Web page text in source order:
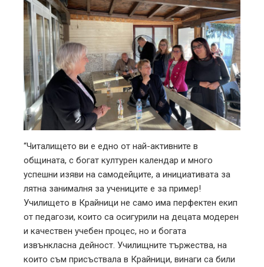
“Читалището ви е едно от най-активните в
общината, с богат културен календар и много
успешни изяви на самодейците, а инициативата за
лятна занималня за учениците е за пример!
Училището в Крайници не само има перфектен екип
от педагози, които са осигурили на децата модерен
и качествен учебен процес, но и богата
извънкласна дейност. Училищните тържества, на
които съм присъствала в Крайници, винаги са били